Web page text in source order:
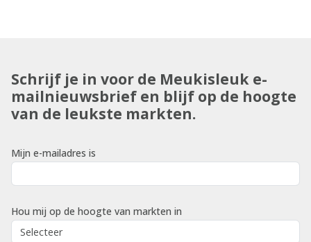
Schrijf je in voor de Meukisleuk e-
mailnieuwsbrief en blijf op de hoogte
van de leukste markten.
Mijn e-mailadres is
Hou mij op de hoogte van markten in